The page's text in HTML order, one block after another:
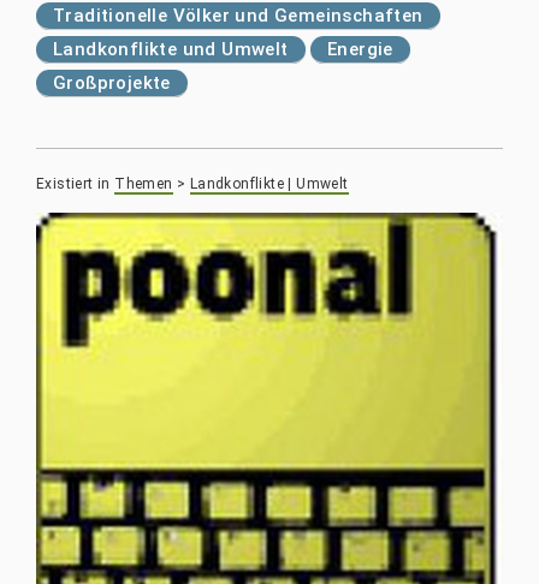
Traditionelle Völker und Gemeinschaften
Landkonflikte und Umwelt
Energie
Großprojekte
Existiert in Themen > Landkonflikte | Umwelt